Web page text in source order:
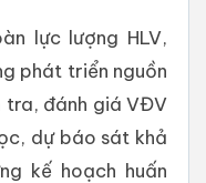
lực lượng HLV,
phát triển nguồn
tra, đánh giá VĐV
dự báo sát khả
kế hoạch huấn